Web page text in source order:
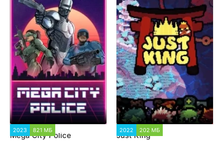
2023 821 МБ
Mega City Police
2022 202 МБ
Just King